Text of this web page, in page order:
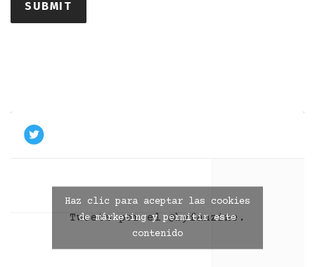
Tweets por el @byfanzine.
Haz clic para aceptar las cookies
de márketing y permitir este
contenido